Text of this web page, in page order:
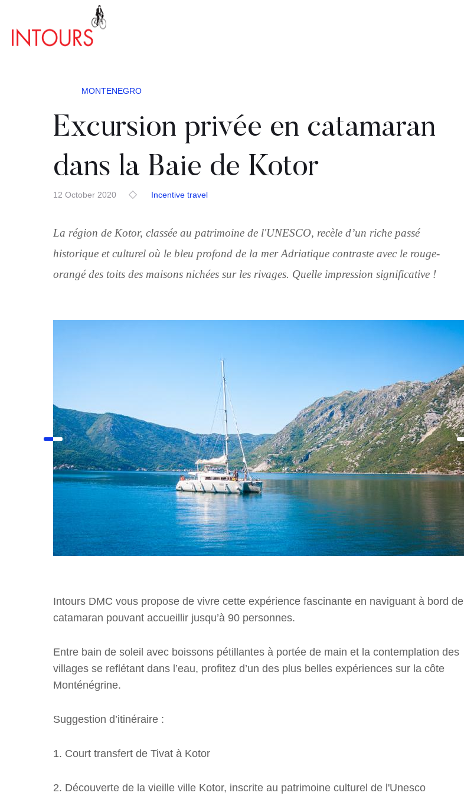
MONTENEGRO
Excursion privée en catamaran
dans la Baie de Kotor
12 October 2020 Incentive travel
La région de Kotor, classée au patrimoine de l'UNESCO, recèle d’un riche passé
historique et culturel où le bleu profond de la mer Adriatique contraste avec le rouge-
orangé des toits des maisons nichées sur les rivages. Quelle impression significative !
Intours DMC vous propose de vivre cette expérience fascinante en naviguant à bord de
catamaran pouvant accueillir jusqu’à 90 personnes.
Entre bain de soleil avec boissons pétillantes à portée de main et la contemplation des
villages se reflétant dans l’eau, profitez d’un des plus belles expériences sur la côte
Monténégrine.
Suggestion d’itinéraire :
1. Court transfert de Tivat à Kotor
2. Découverte de la vieille ville Kotor, inscrite au patrimoine culturel de l'Unesco